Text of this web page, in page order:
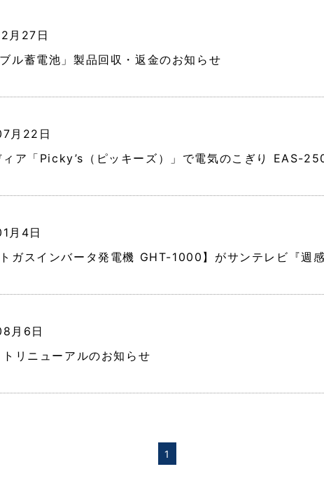
月27日
ブル蓄電池」製品回収・返金のお知らせ
月22日
ィア「Picky’s（ピッキーズ）」で電気のこぎり EAS-
月4日
トガスインバータ発電機 GHT-1000】がサンテレビ『週
月6日
リニューアルのお知らせ
1